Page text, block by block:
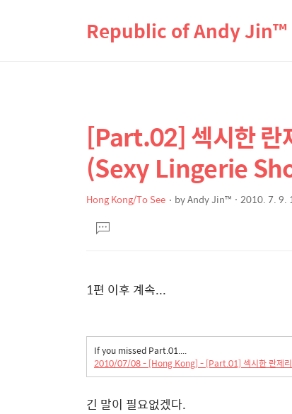
Republic of Andy Jin™
상
세
컨
텐
본
문
제
목
[Part.02] 섹시한 란
(Sexy Lingerie
Hong Kong/To See byAndy Jin™ 2010. 7. 9.
문댓
글
1편 이후 계속...
If you missed Part.01....
2010/07/08 - [Hong Kong] - [Part.01] 섹시한 란제
긴 말이 필요없겠다.